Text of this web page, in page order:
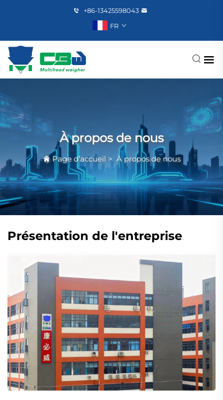
+86-13425598043
FR
À propos de nous
Page d’accueil > À propos de nous
Présentation de l'entreprise